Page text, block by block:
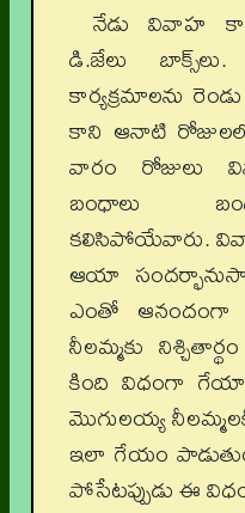
నేడు వివాహ
డి.జేలు
కార్యక్రమాలను
కాని ఆనాటి
వారం రోజులు
బంధాలు
కలిసిపోయేవారు.
ఆయా
ఎంతో
నీలమ్మకు
కింది విధంగా
మొగులయ్య
ఇలా గేయం
పోసేటప్పుడు ఈ